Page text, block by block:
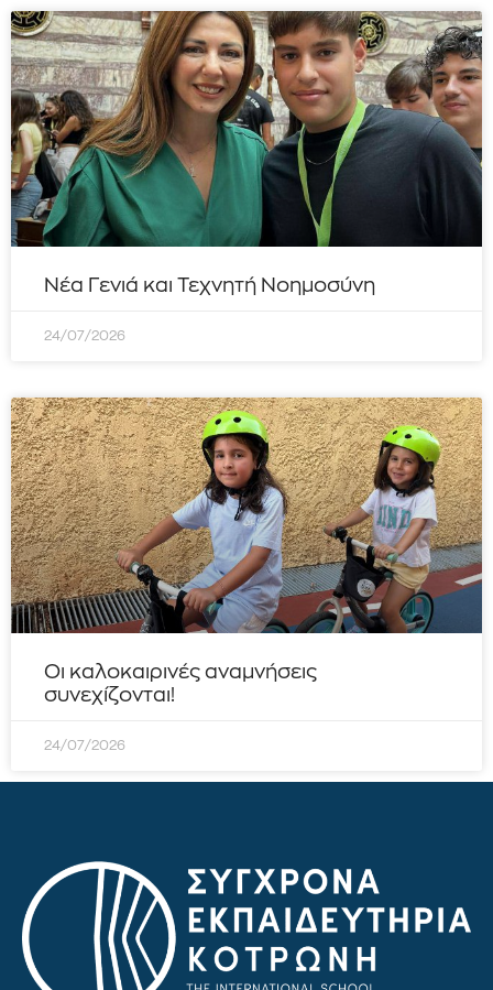
Νέα Γενιά και Τεχνητή Νοημοσύνη
24/07/2026
Οι καλοκαιρινές αναμνήσεις
συνεχίζονται!
24/07/2026